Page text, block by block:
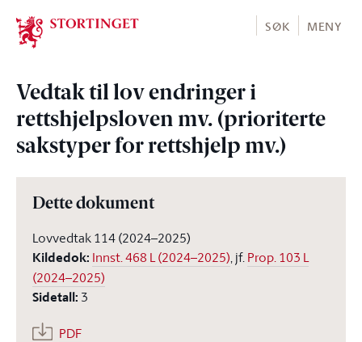
Stortinget.no
SØK MENY
Vedtak til lov endringer i
rettshjelpsloven mv. (prioriterte
sakstyper for rettshjelp mv.)
Dette dokument
Lovvedtak 114 (2024–2025)
Kildedok: Innst. 468 L (2024–2025), jf.Prop. 103 L
(2024–2025)
Sidetall: 3
PDF